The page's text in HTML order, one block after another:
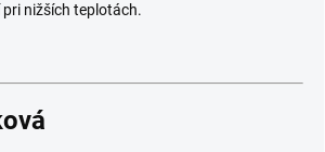
nižších teplotách.